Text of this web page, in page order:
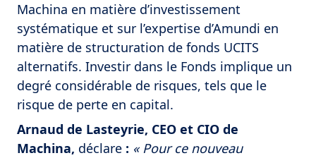
Machina en matière d’investissement
systématique et sur l’expertise d’Amundi en
matière de structuration de fonds UCITS
alternatifs. Investir dans le Fonds implique un
degré considérable de risques, tels que le
risque de perte en capital.
Arnaud de Lasteyrie, CEO et CIO de
Machina, déclare : « Pour ce nouveau